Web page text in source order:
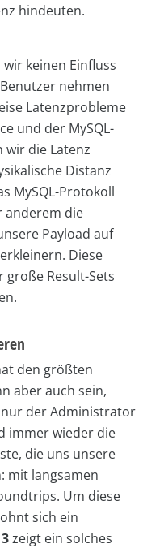
hindeuten.
wir keinen Einfluss
nehmen
Latenzprobleme
und der MySQL-
wir die Latenz
Distanz
MySQL-Protokoll
anderem die
Payload auf
Diese
Result-Sets
den größten
aber auch sein,
nur der Administrator
immer wieder die
die uns unsere
mit langsamen
Um diese
sich ein
zeigt ein solches